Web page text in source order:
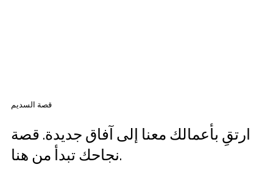
قصة السديم
ارتقِ بأعمالك معنا إلى آفاق جديدة. قصة
نجاحك تبدأ من هنا.